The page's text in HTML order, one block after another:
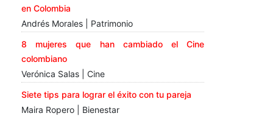
en Colombia
Andrés Morales | Patrimonio
8 mujeres que han cambiado el Cine
colombiano
Verónica Salas | Cine
Siete tips para lograr el éxito con tu pareja
Maira Ropero | Bienestar